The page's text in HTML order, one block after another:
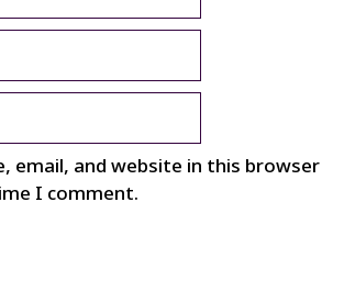
email, and website in this browser
I comment.